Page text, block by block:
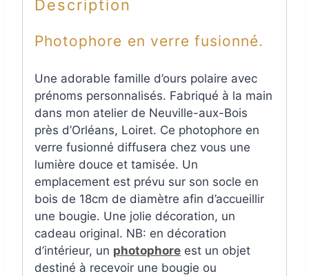
Description
Photophore en verre fusionné.
Une adorable famille d’ours polaire avec
prénoms personnalisés. Fabriqué à la main
dans mon atelier de Neuville-aux-Bois
près d’Orléans, Loiret. Ce photophore en
verre fusionné diffusera chez vous une
lumière douce et tamisée. Un
emplacement est prévu sur son socle en
bois de 18cm de diamètre afin d’accueillir
une bougie. Une jolie décoration, un
cadeau original. NB: en décoration
d’intérieur, un photophore est un objet
destiné à recevoir une bougie ou